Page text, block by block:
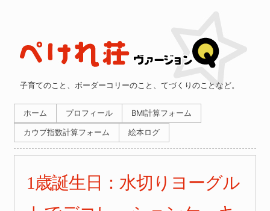
子育てのこと、ボーダーコリーのこと、てづくりのことなど。
ホーム プロフィール BMI計算フォーム
カウプ指数計算フォーム 絵本ログ
1歳誕生日：水切りヨーグル